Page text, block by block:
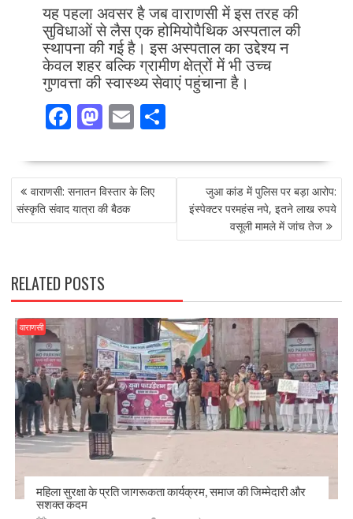
यह पहला अवसर है जब वाराणसी में इस तरह की
सुविधाओं से लैस एक होमियोपैथिक अस्पताल की
स्थापना की गई है। इस अस्पताल का उद्देश्य न
केवल शहर बल्कि ग्रामीण क्षेत्रों में भी उच्च
गुणवत्ता की स्वास्थ्य सेवाएं पहुंचाना है।
F
e
b
o
k
M
to
d
o
E
ai
l
S
ar
POST
NAVIGATION
वाराणसी: सनातन विस्तार के लिए
संस्कृति संवाद यात्रा की बैठक
जुआ कांड में पुलिस पर बड़ा आरोप:
इंस्पेक्टर परमहंस नपे, इतने लाख रुपये
वसूली मामले में जांच तेज
RELATED POSTS
वाराणसी
महिला सुरक्षा के प्रति जागरूकता कार्यक्रम, समाज की जिम्मेदारी और
सशक्त कदम